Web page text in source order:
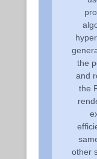
the
and
the
other